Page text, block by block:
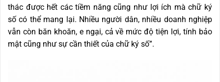
thác được hết các tiềm năng cũng như lợi ích mà chữ ký
số có thể mang lại. Nhiều người dân, nhiều doanh nghiệp
vẫn còn băn khoăn, e ngại, cả về mức độ tiện lợi, tính bảo
mật cũng như sự cần thiết của chữ ký số”.